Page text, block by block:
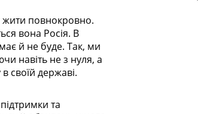
жити повнокровно.
вона Росія. В
й не буде. Так, ми
навіть не з нуля, а
своїй державі.
та